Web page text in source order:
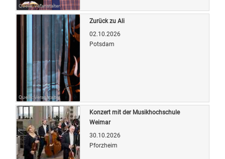
Quelle: Veranstalter
Quelle: Veranstalter
Zurück zu Ali
02.10.2026
Potsdam
Konzert mit der Musikhochschule
Weimar
30.10.2026
Pforzheim